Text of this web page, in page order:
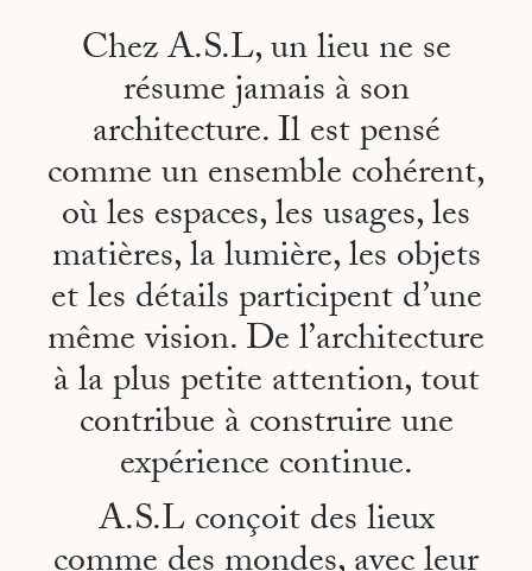
Chez A.S.L, un lieu ne se
résume jamais à son
architecture. Il est pensé
comme un ensemble cohérent,
où les espaces, les usages, les
matières, la lumière, les objets
et les détails participent d’une
même vision. De l’architecture
à la plus petite attention, tout
contribue à construire une
expérience continue.
A.S.L conçoit des lieux